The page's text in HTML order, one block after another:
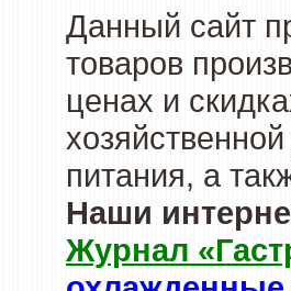
Данный сайт
товаров
ценах и
питания, а
Наши
Журнал